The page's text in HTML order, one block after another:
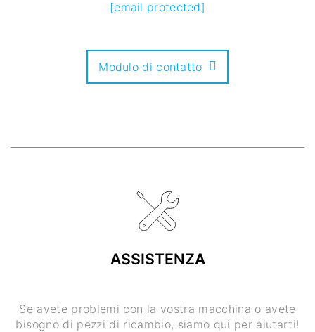
[email protected]
Modulo di contatto
ASSISTENZA
Se avete problemi con la vostra macchina o avete
bisogno di pezzi di ricambio, siamo qui per aiutarti!